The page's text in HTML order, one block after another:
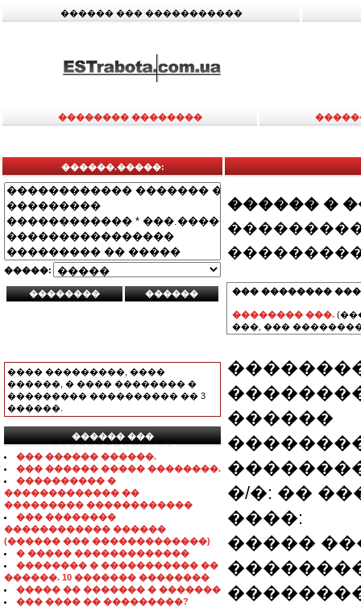
������ ��� �����������
�������� ��������
������.�����:
�����:
���� ���������, ����
������, � ���� �������� �
��������� ���������� �� 3
������.
������ ���
���������������
��� ������ ������.
��� ������ ����� ��������.
���������� �
������������� ��
��������� ������������
��� ��������
������������ ������
(������ ��� �������������)
� ����� �������������
�������� � ����������� ��
������. 10 ������� ��������
����� �� ������� � �������
��� ���� �� ���������?
������ �
��� ��������
�������� ���.
���, ���
������
�/�: ��
����:
�����